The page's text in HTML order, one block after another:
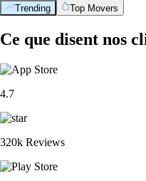
Trending Top Movers
Ce que disent nos
4.7
320k Reviews